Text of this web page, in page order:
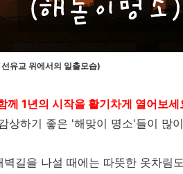
유교 위에서의 일출모습)
께 1년의 시작을 활기차게 열어보세
상하기 좋은 '해맞이 명소'들이 많
벽길을 나설 때에는 따뜻한 옷차림